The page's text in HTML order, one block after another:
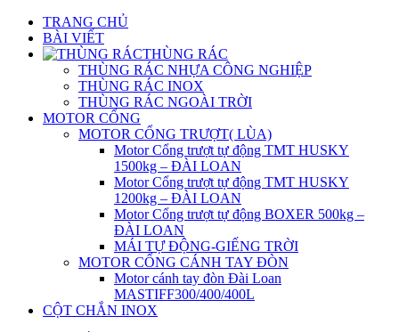
TRANG CHỦ
BÀI VIẾT
THÙNG RÁC
THÙNG RÁC NHỰA CÔNG NGHIỆP
THÙNG RÁC INOX
THÙNG RÁC NGOÀI TRỜI
MOTOR CỔNG
MOTOR CỔNG TRƯỢT( LÙA)
Motor Cổng trượt tự động TMT HUSKY
1500kg – ĐÀI LOAN
Motor Cổng trượt tự động TMT HUSKY
1200kg – ĐÀI LOAN
Motor Cổng trượt tự động BOXER 500kg –
ĐÀI LOAN
MÁI TỰ ĐỘNG-GIẾNG TRỜI
MOTOR CỔNG CÁNH TAY ĐÒN
Motor cánh tay đòn Đài Loan
MASTIFF300/400/400L
CỘT CHẮN INOX